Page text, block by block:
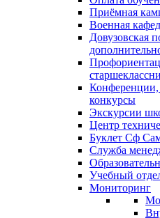
Приёмная
Военная
Довузовская
конкурсы
Экскурсии
Центр
Буклет Сф
Служба
Учебный
Мониторинг